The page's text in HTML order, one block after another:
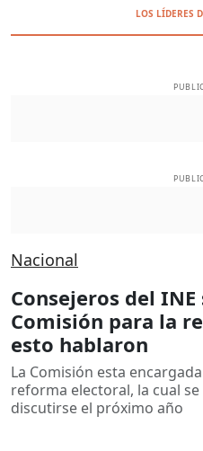
LOS LÍDERES
Nacional
Consejeros del
Comisión para la
esto hablaron
La Comisión esta
reforma electoral, la cual
discutirse el próximo año